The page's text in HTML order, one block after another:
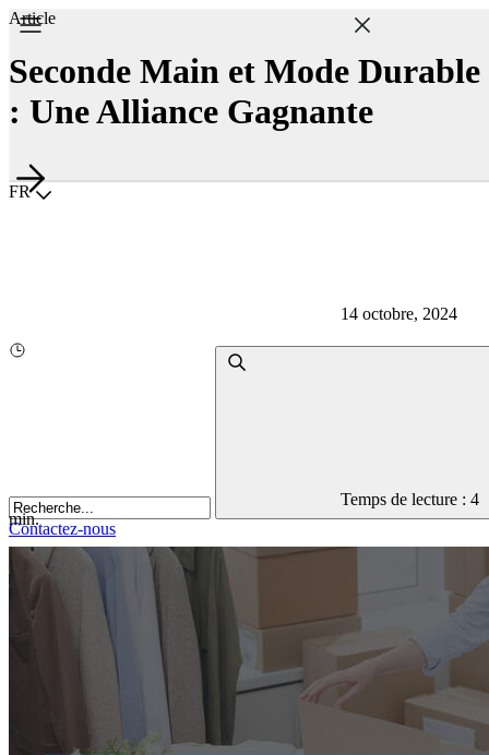
Choisir la langue
FR
Contactez-nous
Article
Seconde Main et Mode Durable
: Une Alliance Gagnante
14 octobre, 2024
Temps de lecture : 4
min.